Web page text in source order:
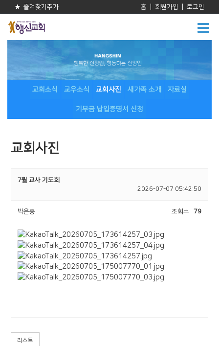
★ 즐겨찾기추가 홈 회원가입 로그인
교회소식 교우소식 교회사진 새가족 소개 자료실
기부금 납입증명서 신청
교회사진
7월 교사 기도회
2026-07-07 05:42:50
박은총 조회수 79
리스트